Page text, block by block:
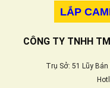
LẮP
CÔNG TY TNHH
Trụ Sở: 51 Lũy